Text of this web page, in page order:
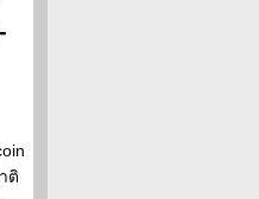
ติ